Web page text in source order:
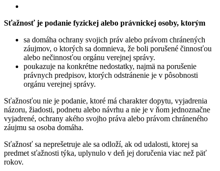
Sťažnosť je podanie fyzickej alebo právnickej osoby, ktorým
sa domáha ochrany svojich práv alebo právom chránených
záujmov, o ktorých sa domnieva, že boli porušené činnosťou
alebo nečinnosťou orgánu verejnej správy.
poukazuje na konkrétne nedostatky, najmä na porušenie
právnych predpisov, ktorých odstránenie je v pôsobnosti
orgánu verejnej správy.
Sťažnosťou nie je podanie, ktoré má charakter dopytu, vyjadrenia
názoru, žiadosti, podnetu alebo návrhu a nie je v ňom jednoznačne
vyjadrené, ochrany akého svojho práva alebo právom chráneného
záujmu sa osoba domáha.
Sťažnosť sa neprešetruje ale sa odloží, ak od udalosti, ktorej sa
predmet sťažnosti týka, uplynulo v deň jej doručenia viac než päť
rokov.